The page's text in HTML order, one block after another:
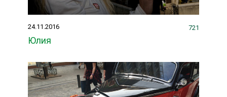
24.11.2016
Юлия
721